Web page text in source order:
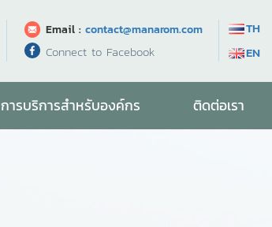
TH
EN
Email : contact@manarom.com
Connect to Facebook
การบริการสำหรับองค์กร ติดต่อเรา